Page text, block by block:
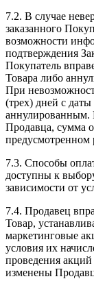
7.2. В случае
заказанного
возможности
подтверждения
Покупатель
Товара либо
При
(трех) дней с
аннулированным.
Продавца, сумма
предусмотренном
7.3. Способы
доступны к
зависимости от
7.4. Продавец
Товар,
маркетинговые
условия их
проведения
изменены